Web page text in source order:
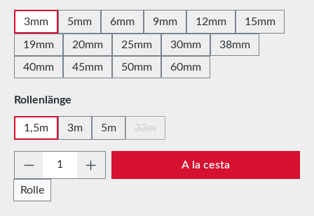
3mm 5mm 6mm 9mm 12mm 15mm
19mm 20mm 25mm 30mm
38mm
40mm
45mm 50mm 60mm
Seleccione
Rollenlänge
1,5m 3m 5m 33m
Cantidad del producto: introduce la
Rolle
A la cesta